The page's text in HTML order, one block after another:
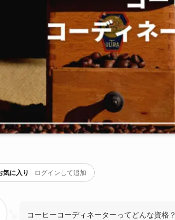
気に入り ログインして追加
コーヒーコーディネーターってどんな資格？